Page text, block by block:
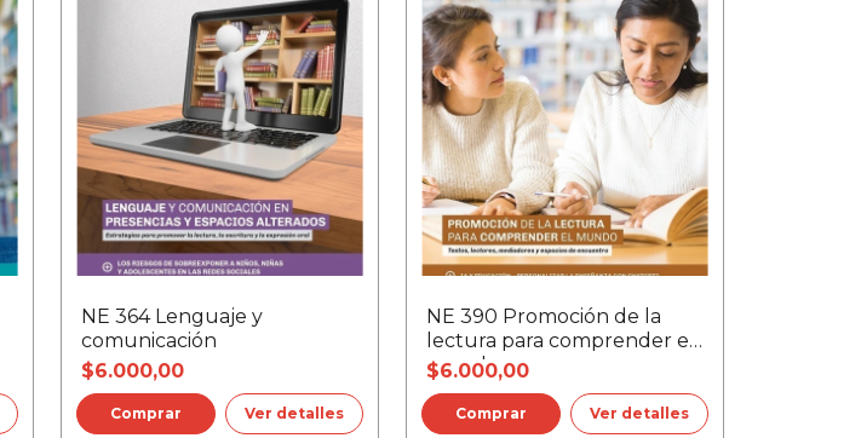
NE 364 Lenguaje y
comunicación
$6.000,00
Ver detalles
NE 390 Promoción de la
lectura para comprender el
mundo
$6.000,00
Ver detalles